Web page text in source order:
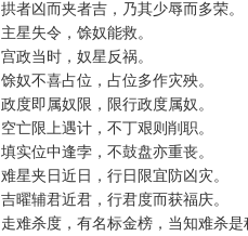
拱者凶而夹者吉，乃其少辱而多荣。
主星失令，馀奴能救。
宫政当时，奴星反祸。
馀奴不喜占位，占位多作灾殃。
政度即属奴限，限行政度属奴。
空亡限上遇计，不丁艰则削职。
填实位中逢孛，不鼓盘亦重丧。
难星夹日近日，行日限宜防凶灾。
吉曜辅君近君，行君度而获福庆。
走难杀度，有名标金榜，当知难杀是